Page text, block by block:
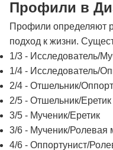
Профили в
Профили определяют
подход к жизни.
1/3 - Исследователь/
1/4 - Исследователь/
2/4 - Отшельник/
2/5 - Отшельник/Еретик
3/5 - Мученик/Еретик
3/6 - Мученик/Ролевая
4/6 - Оппортунист/